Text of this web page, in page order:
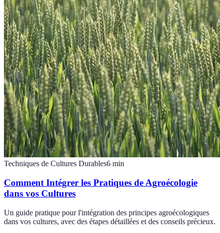
Techniques de Cultures Durables6 min
Comment Intégrer les Pratiques de Agroécologie
dans vos Cultures
Un guide pratique pour l'intégration des principes agroécologiques
dans vos cultures, avec des étapes détaillées et des conseils précieux.